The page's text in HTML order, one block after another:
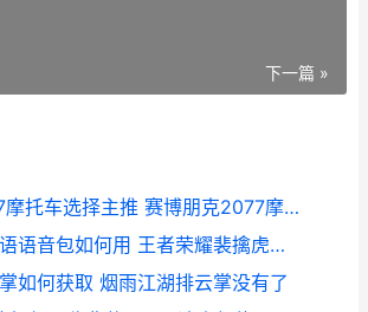
下一篇 »
赛博朋克2077摩托车选择主推 赛博朋克2077摩托车怎么抬头
王者裴擒虎粤语语音包如何用 王者荣耀裴擒虎视频实战
如何获取 烟雨江湖排云掌没有了